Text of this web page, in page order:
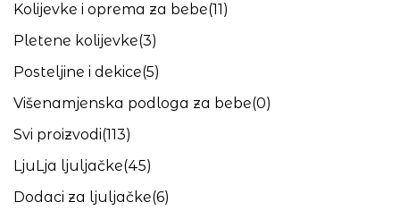
Kolijevke i oprema za bebe(11)
Pletene kolijevke(3)
Posteljine i dekice(5)
Višenamjenska podloga za bebe(0)
Svi proizvodi(113)
LjuLja ljuljačke(45)
Dodaci za ljuljačke(6)